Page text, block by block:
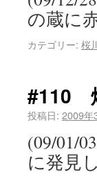
の蔵に
カテゴリー: 桜
#110
投稿日: 2009年
(09/01/
に発見